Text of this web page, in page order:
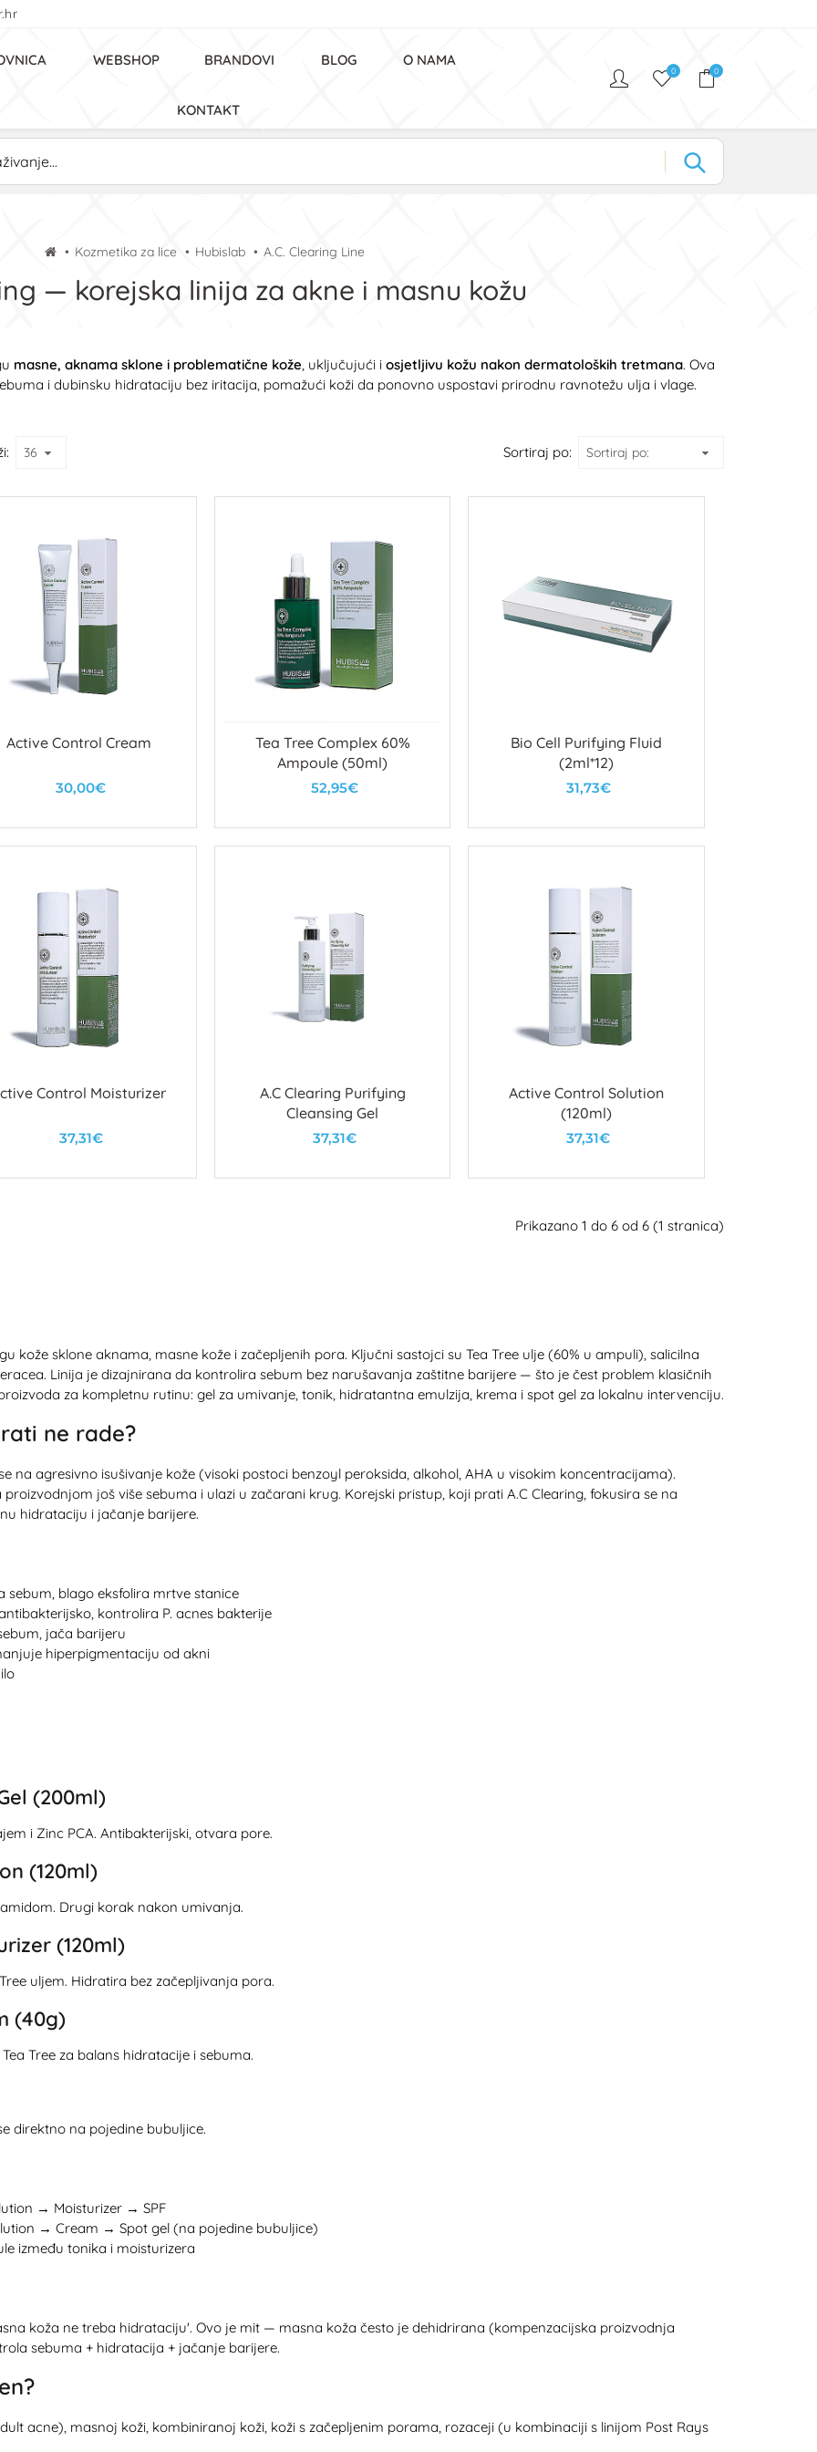
WEBSHOP BRANDOVI BLOG O NAMA
KONTAKT
0 0
Kozmetika za lice Hubislab A.C. Clearing Line
— korejska linija za akne i masnu kožu
masne, aknama sklone i problematične kože, uključujući i osjetljivu kožu nakon dermatoloških tretmana. Ova
i dubinsku hidrataciju bez iritacija, pomažući koži da ponovno uspostavi prirodnu ravnotežu ulja i vlage.
Sortiraj po:
Active Control Cream
30,00€
U košaricu
Tea Tree Complex 60%
Ampoule (50ml)
52,95€
U košaricu
Bio Cell Purifying Fluid
(2ml*12)
31,73€
U košaricu
Control Moisturizer
37,31€
A.C Clearing Purifying
Cleansing Gel
37,31€
Active Control Solution
(120ml)
37,31€
Prikazano 1 do 6 od 6 (1 stranica)
kože sklone aknama, masne kože i začepljenih pora. Ključni sastojci su Tea Tree ulje (60% u ampuli), salicilna
Linija je dizajnirana da kontrolira sebum bez narušavanja zaštitne barijere — što je čest problem klasičnih
za kompletnu rutinu: gel za umivanje, tonik, hidratantna emulzija, krema i spot gel za lokalnu intervenciju.
ne rade?
na agresivno isušivanje kože (visoki postoci benzoyl peroksida, alkohol, AHA u visokim koncentracijama).
još više sebuma i ulazi u začarani krug. Korejski pristup, koji prati A.C Clearing, fokusira se na
hidrataciju i jačanje barijere.
sebum, blago eksfolira mrtve stanice
kontrolira P. acnes bakterije
jača barijeru
hiperpigmentaciju od akni
(200ml)
i Zinc PCA. Antibakterijski, otvara pore.
(120ml)
Drugi korak nakon umivanja.
(120ml)
uljem. Hidratira bez začepljivanja pora.
(40g)
Tree za balans hidratacije i sebuma.
direktno na pojedine bubuljice.
→ Moisturizer → SPF
→ Cream → Spot gel (na pojedine bubuljice)
između tonika i moisturizera
koža ne treba hidrataciju'. Ovo je mit — masna koža često je dehidrirana (kompenzacijska proizvodnja
sebuma + hidratacija + jačanje barijere.
acne), masnoj koži, kombiniranoj koži, koži s začepljenim porama, rozaceji (u kombinaciji s linijom Post Rays